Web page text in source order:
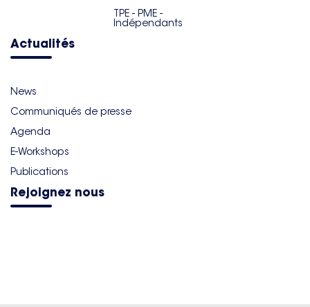
TPE - PME -
Indépendants
Actualités
News
Communiqués de presse
Agenda
E-Workshops
Publications
Rejoignez nous